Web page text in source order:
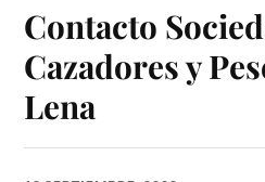
Contacto
Cazadores y
Lena